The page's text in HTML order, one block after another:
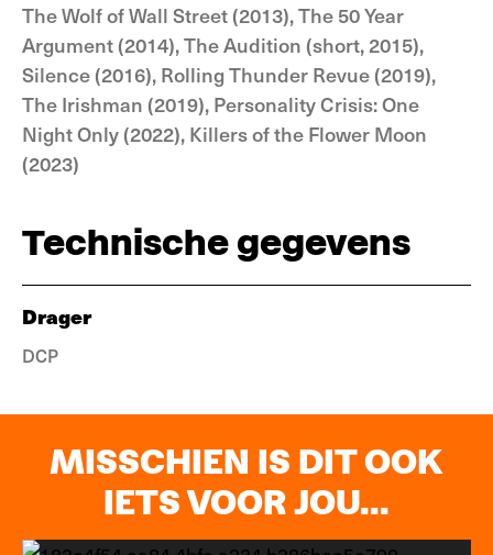
The Wolf of Wall Street (2013), The 50 Year
Argument (2014), The Audition (short, 2015),
Silence (2016), Rolling Thunder Revue (2019),
The Irishman (2019), Personality Crisis: One
Night Only (2022), Killers of the Flower Moon
(2023)
Technische gegevens
Drager
DCP
MISSCHIEN IS DIT OOK
IETS VOOR JOU...